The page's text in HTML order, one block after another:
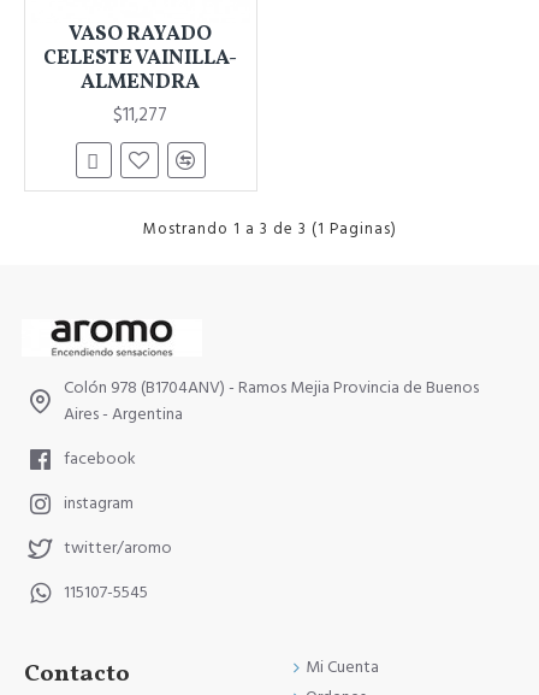
VASO RAYADO
CELESTE VAINILLA-
ALMENDRA
$11,277
Mostrando 1 a 3 de 3 (1 Paginas)
Colón 978 (B1704ANV) - Ramos Mejia Provincia de Buenos
Aires - Argentina
facebook
instagram
twitter/aromo
115107-5545
Contacto
Mi Cuenta